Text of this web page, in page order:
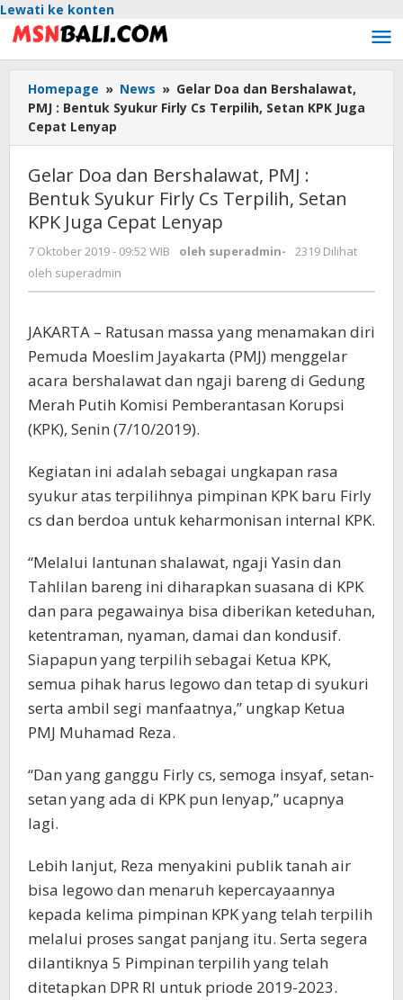
Lewati ke konten
Homepage » News » Gelar Doa dan Bershalawat,
PMJ : Bentuk Syukur Firly Cs Terpilih, Setan KPK Juga
Cepat Lenyap
Gelar Doa dan Bershalawat, PMJ :
Bentuk Syukur Firly Cs Terpilih, Setan
KPK Juga Cepat Lenyap
7 Oktober 2019 - 09:52 WIB oleh superadmin-
2319 Dilihat
oleh superadmin
JAKARTA – Ratusan massa yang menamakan diri
Pemuda Moeslim Jayakarta (PMJ) menggelar
acara bershalawat dan ngaji bareng di Gedung
Merah Putih Komisi Pemberantasan Korupsi
(KPK), Senin (7/10/2019).
Kegiatan ini adalah sebagai ungkapan rasa
syukur atas terpilihnya pimpinan KPK baru Firly
cs dan berdoa untuk keharmonisan internal KPK.
“Melalui lantunan shalawat, ngaji Yasin dan
Tahlilan bareng ini diharapkan suasana di KPK
dan para pegawainya bisa diberikan keteduhan,
ketentraman, nyaman, damai dan kondusif.
Siapapun yang terpilih sebagai Ketua KPK,
semua pihak harus legowo dan tetap di syukuri
serta ambil segi manfaatnya,” ungkap Ketua
PMJ Muhamad Reza.
“Dan yang ganggu Firly cs, semoga insyaf, setan-
setan yang ada di KPK pun lenyap,” ucapnya
lagi.
Lebih lanjut, Reza menyakini publik tanah air
bisa legowo dan menaruh kepercayaannya
kepada kelima pimpinan KPK yang telah terpilih
melalui proses sangat panjang itu. Serta segera
dilantiknya 5 Pimpinan terpilih yang telah
ditetapkan DPR RI untuk priode 2019-2023.